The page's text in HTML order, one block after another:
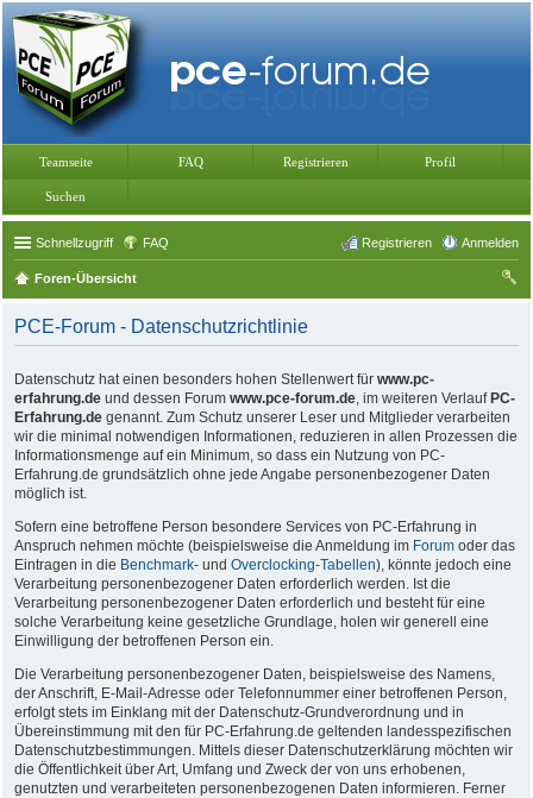
Teamseite FAQ Registrieren Profil
Suchen
Schnellzugriff FAQ Anmelden
Registrieren
Foren-Übersicht
PCE-Forum - Datenschutzrichtlinie
Datenschutz hat einen besonders hohen Stellenwert für www.pc-
erfahrung.de und dessen Forum www.pce-forum.de, im weiteren Verlauf PC-
Erfahrung.de genannt. Zum Schutz unserer Leser und Mitglieder verarbeiten
wir die minimal notwendigen Informationen, reduzieren in allen Prozessen die
Informationsmenge auf ein Minimum, so dass ein Nutzung von PC-
Erfahrung.de grundsätzlich ohne jede Angabe personenbezogener Daten
möglich ist.
Sofern eine betroffene Person besondere Services von PC-Erfahrung in
Anspruch nehmen möchte (beispielsweise die Anmeldung im Forum oder das
Eintragen in die Benchmark- und Overclocking-Tabellen), könnte jedoch eine
Verarbeitung personenbezogener Daten erforderlich werden. Ist die
Verarbeitung personenbezogener Daten erforderlich und besteht für eine
solche Verarbeitung keine gesetzliche Grundlage, holen wir generell eine
Einwilligung der betroffenen Person ein.
Die Verarbeitung personenbezogener Daten, beispielsweise des Namens,
der Anschrift, E-Mail-Adresse oder Telefonnummer einer betroffenen Person,
erfolgt stets im Einklang mit der Datenschutz-Grundverordnung und in
Übereinstimmung mit den für PC-Erfahrung.de geltenden landesspezifischen
Datenschutzbestimmungen. Mittels dieser Datenschutzerklärung möchten wir
die Öffentlichkeit über Art, Umfang und Zweck der von uns erhobenen,
genutzten und verarbeiteten personenbezogenen Daten informieren. Ferner